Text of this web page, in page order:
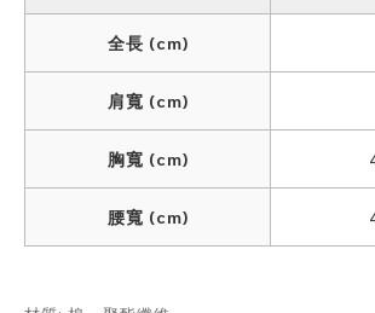
全長 (cm)
肩寬 (cm)
胸寬 (cm)
腰寬 (cm)